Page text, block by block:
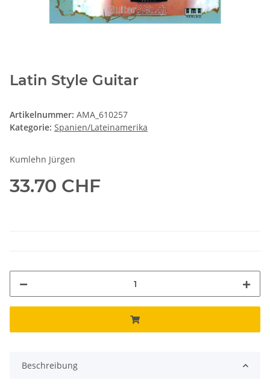
Latin Style Guitar
Artikelnummer: AMA_610257
Kategorie: Spanien/Lateinamerika
Kumlehn Jürgen
33.70 CHF
Beschreibung